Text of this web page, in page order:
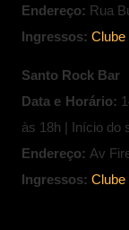
Endereço: Rua
Ingressos: Clube
Santo Rock Bar
Data e Horário:
às 18h | Início do
Endereço: Av
Ingressos: Clube